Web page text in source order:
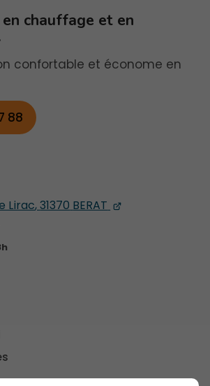
Lirac,31370 BERAT
chauffage et en
confortable et économe en
88